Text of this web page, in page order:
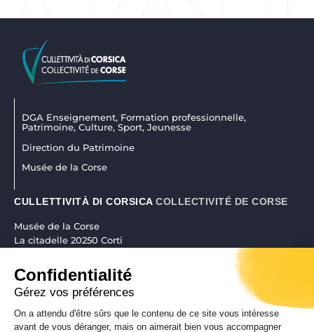
Confidentialité
Gérez vos préférences
On a attendu d'être sûrs que le contenu de ce site vous intéresse
avant de vous déranger, mais on aimerait bien vous accompagner
DGA Enseignement, Formation professionnelle,
Patrimoine, Culture, Sport, Jeunesse
Direction du Patrimoine
Musée de la Corse
CULLETTIVITÀ DI CORSICA COLLECTIVITÉ DE CORSE
Musée de la Corse
La citadelle 20250 Corti
museudiacorsica@isula.corsica
RÉALISATION CORSICAWEB |MENTIONS LÉGALES|POLITIQUE DE